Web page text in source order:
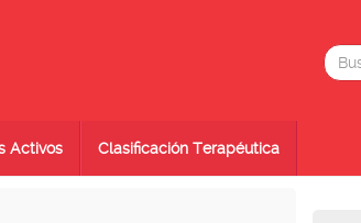
Activos Clasificación Terapéutica